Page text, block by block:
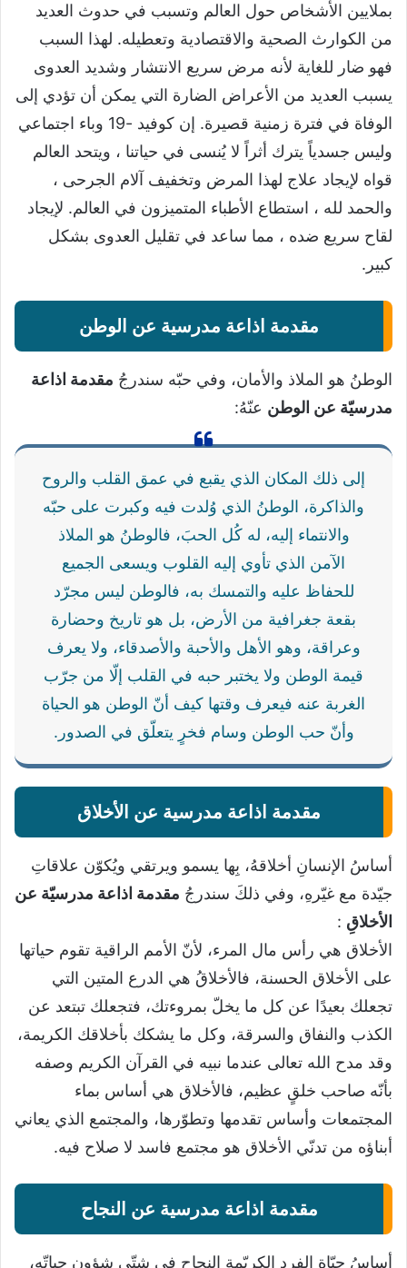
بملايين الأشخاص حول العالم وتسبب في حدوث العديد
من الكوارث الصحية والاقتصادية وتعطيله. لهذا السبب
فهو ضار للغاية لأنه مرض سريع الانتشار وشديد العدوى
يسبب العديد من الأعراض الضارة التي يمكن أن تؤدي إلى
الوفاة في فترة زمنية قصيرة. إن كوفيد -19 وباء اجتماعي
وليس جسدياً يترك أثراً لا يُنسى في حياتنا ، ويتحد العالم
قواه لإيجاد علاج لهذا المرض وتخفيف آلام الجرحى ،
والحمد لله ، استطاع الأطباء المتميزون في العالم. لإيجاد
لقاح سريع ضده ، مما ساعد في تقليل العدوى بشكل
كبير.
مقدمة اذاعة مدرسية عن الوطن
الوطنُ هو الملاذ والأمان، وفي حبّه سندرجُ مقدمة اذاعة
مدرسيّة عن الوطن عنّهُ:
إلى ذلك المكان الذي يقبع في عمق القلب والروح
والذاكرة، الوطنُ الذي وُلدت فيه وكبرت على حبّه
والانتماء إليه، له كُل الحبَ، فالوطنُ هو الملاذ
الآمن الذي تأوي إليه القلوب ويسعى الجميع
للحفاظ عليه والتمسك به، فالوطن ليس مجرّد
بقعة جغرافية من الأرض، بل هو تاريخ وحضارة
وعراقة، وهو الأهل والأحبة والأصدقاء، ولا يعرف
قيمة الوطن ولا يختبر حبه في القلب إلّا من جرّب
الغربة عنه فيعرف وقتها كيف أنّ الوطن هو الحياة
وأنّ حب الوطن وسام فخرٍ يتعلّق في الصدور.
مقدمة اذاعة مدرسية عن الأخلاق
أساسُ الإنسانِ أخلاقهُ، بِها يسمو ويرتقي ويُكوّن علاقاتِ
جيّدة مع غيّرهِ، وفي ذلكَ سندرجُ مقدمة اذاعة مدرسيّة عن
الأخلاقِ :
الأخلاق هي رأس مال المرء، لأنّ الأمم الراقية تقوم حياتها
على الأخلاق الحسنة، فالأخلاقُ هي الدرع المتين التي
تجعلك بعيدًا عن كل ما يخلّ بمروءتك، فتجعلك تبتعد عن
الكذب والنفاق والسرقة، وكل ما يشكك بأخلاقك الكريمة،
وقد مدح الله تعالى عندما نبيه في القرآن الكريم وصفه
بأنّه صاحب خلقٍ عظيم، فالأخلاق هي أساس بماء
المجتمعات وأساس تقدمها وتطوّرها، والمجتمع الذي يعاني
أبناؤه من تدنّي الأخلاق هو مجتمع فاسد لا صلاح فيه.
مقدمة اذاعة مدرسية عن النجاح
أساسُ حيّاة الفردِ الكريّمة النجاح في شتّى شؤونِ حياتّه،